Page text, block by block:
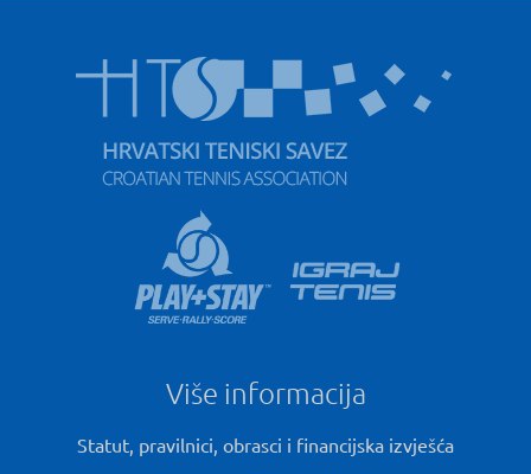
Više informacija
Statut, pravilnici, obrasci i financijska izvješća